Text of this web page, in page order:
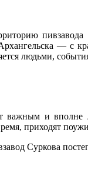
— с
людьми,
важным и
приходят
Суркова